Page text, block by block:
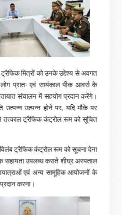
मित्रों को उनके उद्देश्य से अवगत
प्रातः एवं सायंकाल पीक आवर्स के
संचालन में सहयोग प्रदान करेंगे।
उत्पन्न उत्पन्न होने पर, यदि मौके पर
तत्काल ट्रैफिक कंट्रोल रूम को सूचित
विलंब ट्रैफिक कंट्रोल रूम को सूचना देना
सहायता उपलब्ध कराते शीघ्र अस्पताल
एवं अन्य सामूहिक आयोजनों के
करना।